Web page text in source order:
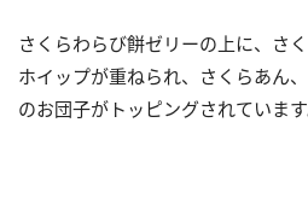
さくらわらび餅ゼリーの上に、さ
ホイップが重ねられ、さくらあん
のお団子がトッピングされています